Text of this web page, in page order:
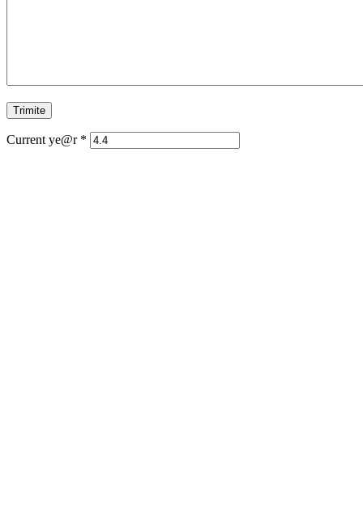
Current ye@r *